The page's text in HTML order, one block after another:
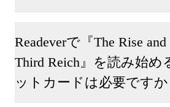
Readeverで『The Rise
Third Reich』を読み始め
ットカードは必要ですか